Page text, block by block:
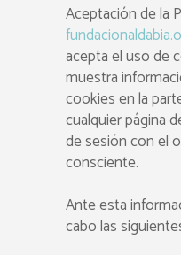
Aceptación de la
acepta el uso de
muestra
cookies en la
cualquier página
de sesión con el
consciente.
Ante esta
cabo las